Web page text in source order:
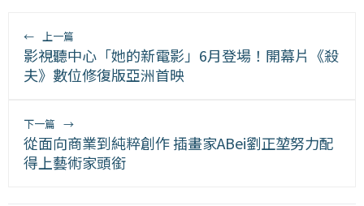
← 上一篇
影視聽中心「她的新電影」6月登場！開幕片《殺
夫》數位修復版亞洲首映
下一篇 →
從面向商業到純粹創作 插畫家ABei劉正堃努力配
得上藝術家頭銜